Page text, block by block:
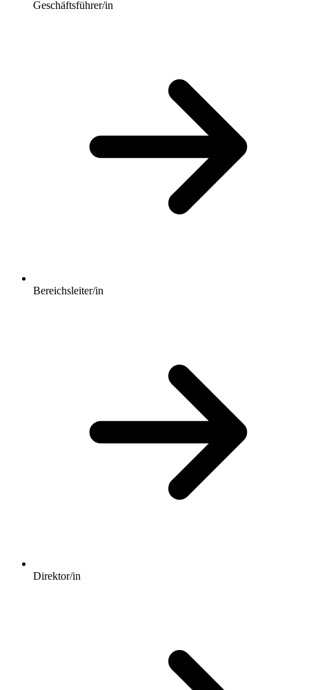
Geschäftsführer/in
Bereichsleiter/in
Direktor/in